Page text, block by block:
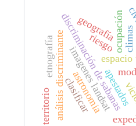
espacio
ocupación
discriminación de sabanas
análisis discriminanteimagenes landsat
riesgo
geografía
astronomiaapestados
clasificar
climas
etnografía
territorio